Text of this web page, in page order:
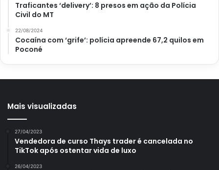
Traficantes ‘delivery’: 8 presos em ação da Polícia
Civil do MT
22/08/2024
Cocaína com ‘grife’: polícia apreende 67,2 quilos em
Poconé
Mais visualizadas
27/04/2023
Vendedora de curso Thays trader é cancelada no
TikTok após ostentar vida de luxo
26/04/2023